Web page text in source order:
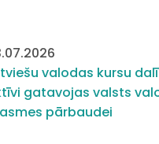
valodas kursu
gatavojas valsts
pārbaudei